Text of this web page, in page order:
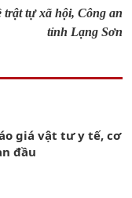
trật tự xã hội, Công an
tỉnh Lạng Sơn
giá vật tư y tế, cơ
đầu